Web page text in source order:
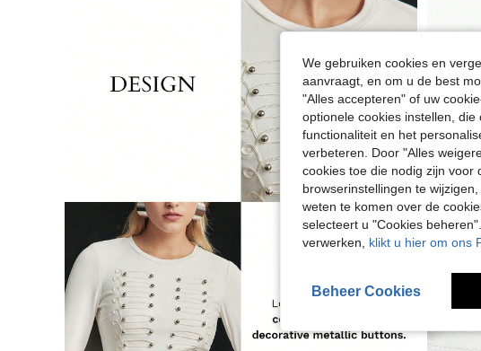
We gebruiken cookies en
aanvraagt, en om u de best
"Alles accepteren" of uw
optionele cookies instellen,
functionaliteit en het
verbeteren. Door "Alles
cookies toe die nodig zijn voor
browserinstellingen te
weten te komen over de
selecteert u "Cookies
verwerken, klikt u hier om ons
Beheer Cookies